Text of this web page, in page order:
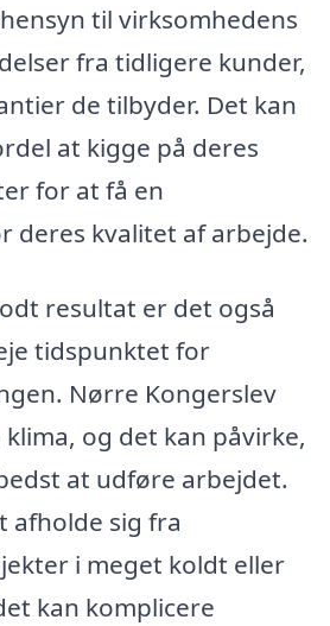
til virksomhedens
fra tidligere kunder,
de tilbyder. Det kan
at kigge på deres
for at få en
deres kvalitet af arbejde.
resultat er det også
tidspunktet for
Nørre Kongerslev
og det kan påvirke,
at udføre arbejdet.
afholde sig fra
i meget koldt eller
kan komplicere